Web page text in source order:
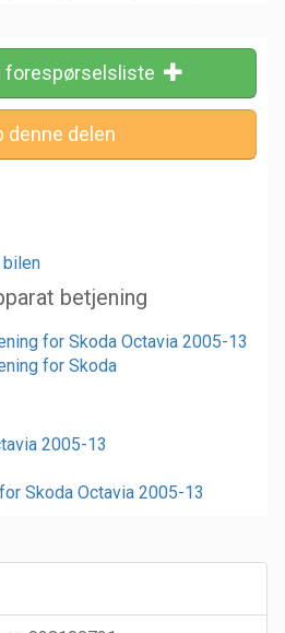
forespørselsliste
bilen
betjening
for Skoda Octavia 2005-13
for Skoda
2005-13
Skoda Octavia 2005-13